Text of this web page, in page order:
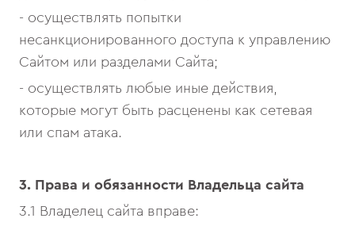
- осуществлять попытки
несанкционированного доступа к управлению
Сайтом или разделами Сайта;
- осуществлять любые иные действия,
которые могут быть расценены как сетевая
или спам атака.
3. Права и обязанности Владельца сайта
3.1 Владелец сайта вправе: